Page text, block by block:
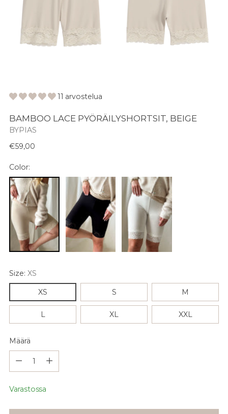
11 arvostelua
BAMBOO LACE PYÖRÄILYSHORTSIT, BEIGE
BYPIAS
Normaali
€59,00
Color:
Size: XS
XS S M
L XL XXL
Määrä
Varastossa